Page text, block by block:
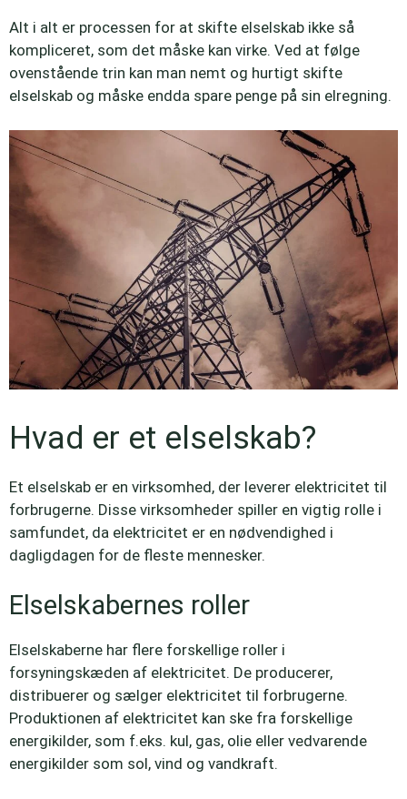
Alt i alt er processen for at skifte elselskab ikke så
kompliceret, som det måske kan virke. Ved at følge
ovenstående trin kan man nemt og hurtigt skifte
elselskab og måske endda spare penge på sin elregning.
Hvad er et elselskab?
Et elselskab er en virksomhed, der leverer elektricitet til
forbrugerne. Disse virksomheder spiller en vigtig rolle i
samfundet, da elektricitet er en nødvendighed i
dagligdagen for de fleste mennesker.
Elselskabernes roller
Elselskaberne har flere forskellige roller i
forsyningskæden af elektricitet. De producerer,
distribuerer og sælger elektricitet til forbrugerne.
Produktionen af elektricitet kan ske fra forskellige
energikilder, som f.eks. kul, gas, olie eller vedvarende
energikilder som sol, vind og vandkraft.